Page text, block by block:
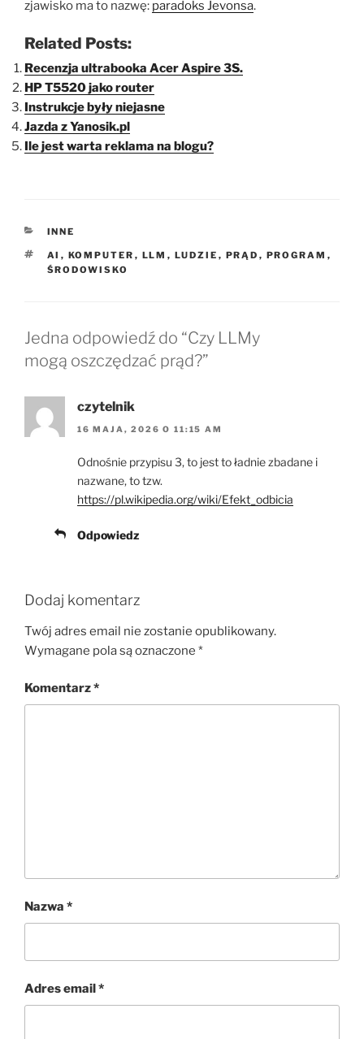
zjawisko ma to nazwę: paradoks Jevonsa.
Related Posts:
Recenzja ultrabooka Acer Aspire 3S.
HP T5520 jako router
Instrukcje były niejasne
Jazda z Yanosik.pl
Ile jest warta reklama na blogu?
KATEGORIE
INNE
TAGI
AI , KOMPUTER , LLM , LUDZIE , PRĄD , PROGRAM ,
ŚRODOWISKO
Jedna odpowiedź do “Czy LLMy
mogą oszczędzać prąd?”
czytelnik
16 MAJA, 2026 O 11:15 AM
Odnośnie przypisu 3, to jest to ładnie zbadane i
nazwane, to tzw.
https://pl.wikipedia.org/wiki/Efekt_odbicia
Odpowiedz
Dodaj komentarz
Twój adres email nie zostanie opublikowany.
Wymagane pola są oznaczone *
Komentarz*
Nazwa *
Adres email*